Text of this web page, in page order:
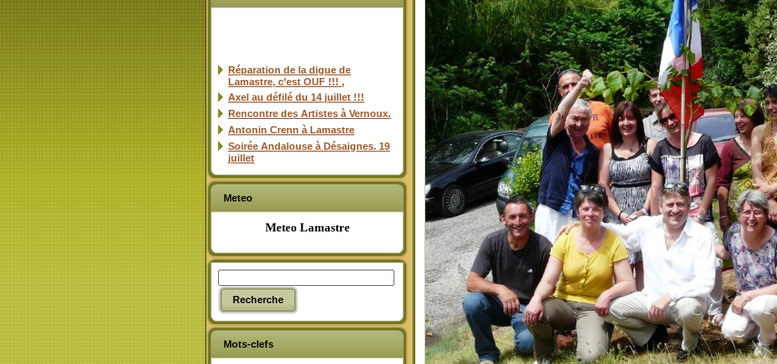
Réparation de la digue de
Lamastre, c’est OUF !!! ,
Axel au défilé du 14 juillet !!!
Rencontre des Artistes à Vernoux.
Antonin Crenn à Lamastre
Soirée Andalouse à Désaignes. 19
juillet
Meteo
Meteo Lamastre
Mots-clefs